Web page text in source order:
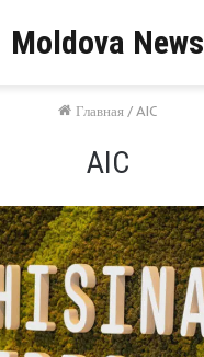
Moldova News
Главная / AIC
AIC